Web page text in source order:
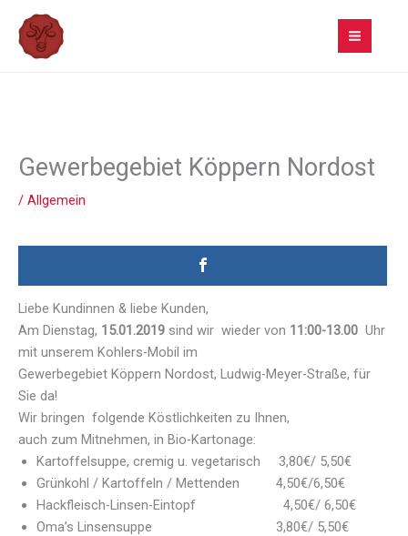
Inhalt
springen
Gewerbegebiet Köppern Nordost
/ Allgemein
Liebe Kundinnen & liebe Kunden,
Am Dienstag, 15.01.2019 sind wir wieder von 11:00-13.00 Uhr
mit unserem Kohlers-Mobil im
Gewerbegebiet Köppern Nordost, Ludwig-Meyer-Straße, für
Sie da!
Wir bringen folgende Köstlichkeiten zu Ihnen,
auch zum Mitnehmen, in Bio-Kartonage:
Kartoffelsuppe, cremig u. vegetarisch 3,80€/ 5,50€
Grünkohl / Kartoffeln / Mettenden 4,50€/6,50€
Hackfleisch-Linsen-Eintopf 4,50€/ 6,50€
Oma’s Linsensuppe 3,80€/ 5,50€